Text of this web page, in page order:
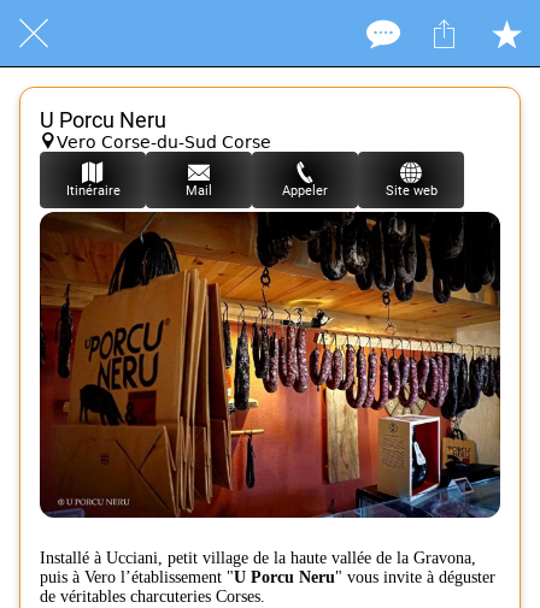
U Porcu Neru
Vero Corse-du-Sud Corse
Itinéraire Mail Appeler Site web
Installé à Ucciani, petit village de la haute vallée de la Gravona,
puis à Vero l’établissement "U Porcu Neru" vous invite à déguster
de véritables charcuteries Corses.